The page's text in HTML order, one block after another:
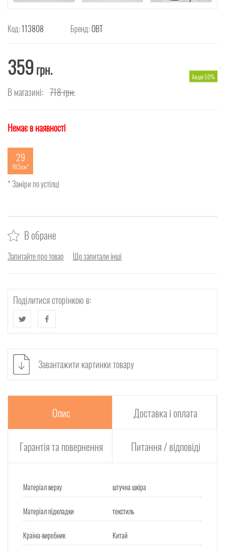
Код:113808 Бренд:ОВТ
359грн.
В магазині: 718грн.
Акція 50%
Немає в наявності
29
18.5см
* Заміри по устілці
В обране
Запитайте про товар Що запитали інші
Поділитися сторінкою в:
Завантажити картинки товару
Опис Доставка і оплата
Гарантія та повернення Питання / відповіді
Матеріал верху штучна шкіра
Матеріал підкладки текстиль
Країна-виробник Китай